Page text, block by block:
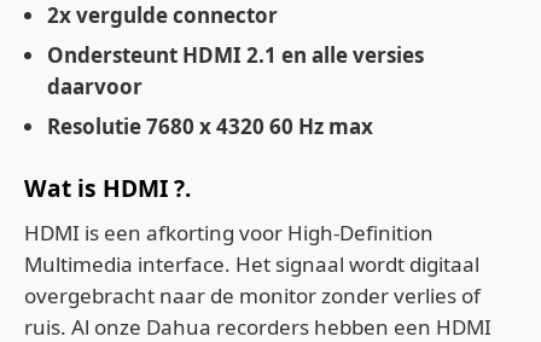
2x vergulde connector
Ondersteunt HDMI 2.1 en alle versies
daarvoor
Resolutie 7680 x 4320 60 Hz max
Wat is HDMI ?.
HDMI is een afkorting voor High-Definition
Multimedia interface. Het signaal wordt digitaal
overgebracht naar de monitor zonder verlies of
ruis. Al onze Dahua recorders hebben een HDMI